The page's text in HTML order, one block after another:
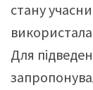
стану
Для